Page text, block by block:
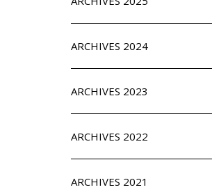
ARCHIVES 2024
ARCHIVES 2023
ARCHIVES 2022
ARCHIVES 2021